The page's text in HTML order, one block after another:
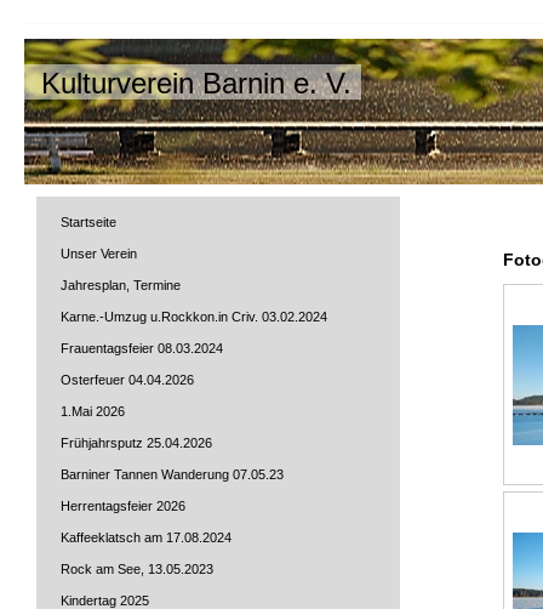
Kulturverein Barnin e. V.
Startseite
Unser Verein
Jahresplan, Termine
Karne.-Umzug u.Rockkon.in Criv. 03.02.2024
Frauentagsfeier 08.03.2024
Osterfeuer 04.04.2026
1.Mai 2026
Frühjahrsputz 25.04.2026
Barniner Tannen Wanderung 07.05.23
Herrentagsfeier 2026
Kaffeeklatsch am 17.08.2024
Rock am See, 13.05.2023
Kindertag 2025